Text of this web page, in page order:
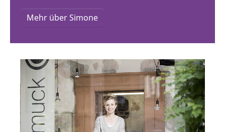
Mehr über Simone